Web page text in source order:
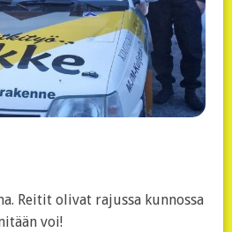
Reitit olivat rajussa kunnossa
voi!